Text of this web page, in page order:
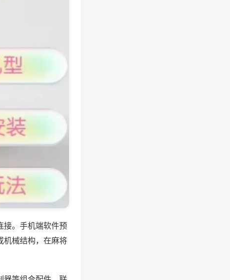
接。手机端软件预
机械结构，在麻将